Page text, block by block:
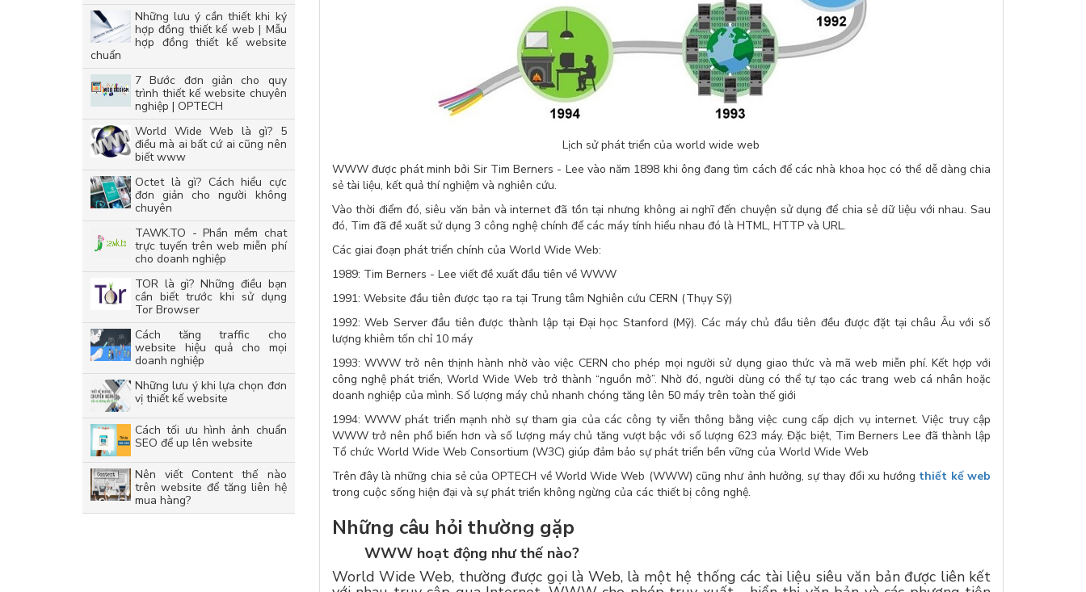
Lịch sử phát triển của world wide web
WWW được phát minh bởi Sir Tim Berners - Lee vào năm 1898 khi ông đang tìm cách để các nhà khoa học có thể dễ dàng chia
sẻ tài liệu, kết quả thí nghiệm và nghiên cứu.
Vào thời điểm đó, siêu văn bản và internet đã tồn tại nhưng không ai nghĩ đến chuyện sử dụng để chia sẻ dữ liệu với nhau. Sau
đó, Tim đã đề xuất sử dụng 3 công nghệ chính để các máy tính hiểu nhau đó là HTML, HTTP và URL.
Các giai đoạn phát triển chính của World Wide Web:
1989: Tim Berners - Lee viết đề xuất đầu tiên về WWW
1991: Website đầu tiên được tạo ra tại Trung tâm Nghiên cứu CERN (Thụy Sỹ)
1992: Web Server đầu tiên được thành lập tại Đại học Stanford (Mỹ). Các máy chủ đầu tiên đều được đặt tại châu Âu với số
lượng khiêm tốn chỉ 10 máy
1993: WWW trở nên thịnh hành nhờ vào việc CERN cho phép mọi người sử dụng giao thức và mã web miễn phí. Kết hợp với
công nghệ phát triển, World Wide Web trở thành “nguồn mở”. Nhờ đó, người dùng có thể tự tạo các trang web cá nhân hoặc
doanh nghiệp của mình. Số lượng máy chủ nhanh chóng tăng lên 50 máy trên toàn thế giới
1994: WWW phát triển mạnh nhờ sự tham gia của các công ty viễn thông bằng việc cung cấp dịch vụ internet. Việc truy cập
WWW trở nên phổ biến hơn và số lượng máy chủ tăng vượt bậc với số lượng 623 máy. Đặc biệt, Tim Berners Lee đã thành lập
Tổ chức World Wide Web Consortium (W3C) giúp đảm bảo sự phát triển bền vững của World Wide Web
Trên đây là những chia sẻ của OPTECH về World Wide Web (WWW) cũng như ảnh hưởng, sự thay đổi xu hướng thiết kế web
trong cuộc sống hiện đại và sự phát triển không ngừng của các thiết bị công nghệ.
Những câu hỏi thường gặp
WWW hoạt động như thế nào?
World Wide Web, thường được gọi là Web, là một hệ thống các tài liệu siêu văn bản được liên kết
Những lưu ý cần thiết khi ký
hợp đồng thiết kế web | Mẫu
hợp đồng thiết kế website
chuẩn
7 Bước đơn giản cho quy
trình thiết kế website chuyên
nghiệp | OPTECH
World Wide Web là gì? 5
điều mà ai bất cứ ai cũng nên
biết www
Octet là gì? Cách hiểu cực
đơn giản cho người không
chuyên
TAWK.TO - Phần mềm chat
trực tuyến trên web miễn phí
cho doanh nghiệp
TOR là gì? Những điều bạn
cần biết trước khi sử dụng
Tor Browser
Cách tăng traffic cho
website hiệu quả cho mọi
doanh nghiệp
Những lưu ý khi lựa chọn đơn
vị thiết kế website
Cách tối ưu hình ảnh chuẩn
SEO để up lên website
Nên viết Content thế nào
trên website để tăng liên hệ
mua hàng?